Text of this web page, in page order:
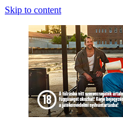
Skip to content